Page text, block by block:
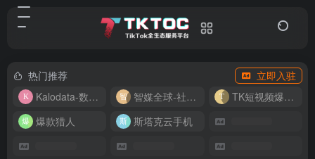
热门推荐
立即入驻
Kalodata-数据分析平台
智媒全球-社媒管理平台
TK短视频爆款复刻
爆款猎人
斯塔克云手机